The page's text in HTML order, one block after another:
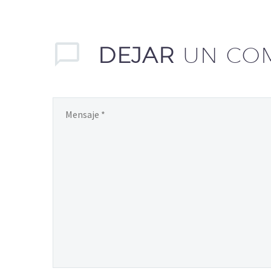
DEJAR UN